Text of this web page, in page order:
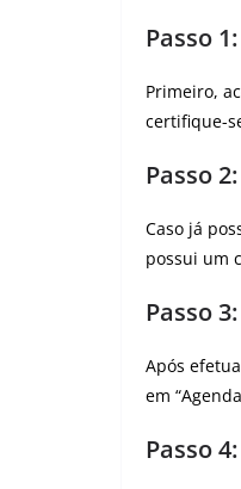
Passo
Primeiro,
certifique-
Passo
Caso já
possui um
Passo
Após
em
Passo